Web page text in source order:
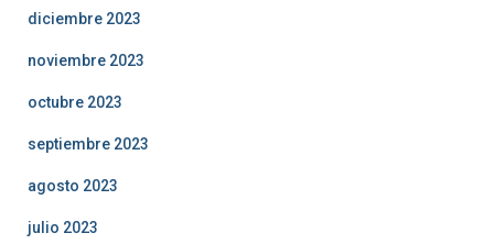
diciembre 2023
noviembre 2023
octubre 2023
septiembre 2023
agosto 2023
julio 2023